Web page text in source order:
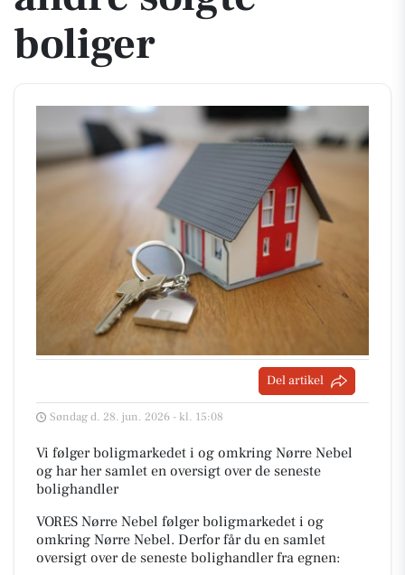
boliger
Del artikel
Søndag d. 28. jun. 2026 - kl. 15:08
Vi følger boligmarkedet i og omkring Nørre Nebel
og har her samlet en oversigt over de seneste
bolighandler
VORES Nørre Nebel følger boligmarkedet i og
omkring Nørre Nebel. Derfor får du en samlet
oversigt over de seneste bolighandler fra egnen: